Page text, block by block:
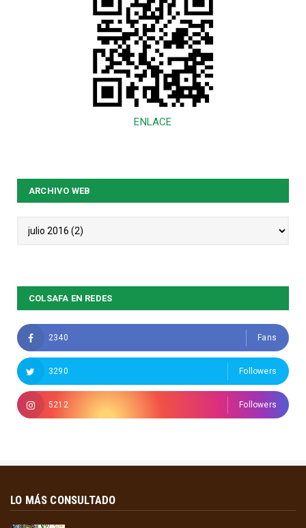
ENLACE
ARCHIVO WEB
COLSAFA EN REDES
2340 Fans
3290 Followers
5212 Followers
LO MÁS CONSULTADO